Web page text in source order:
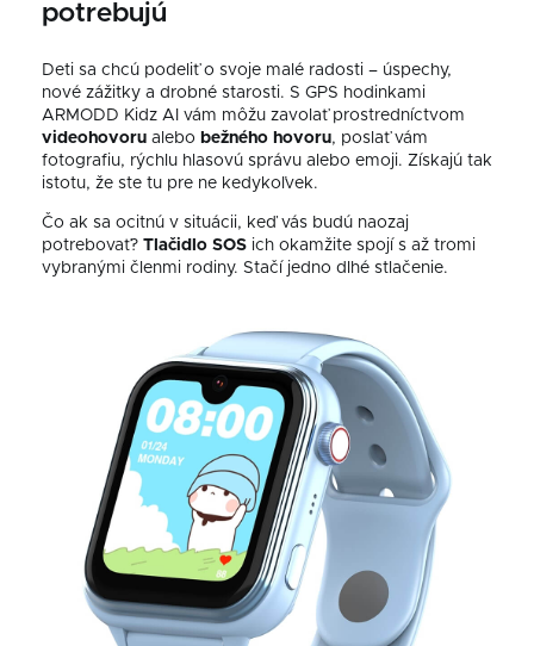
potrebujú
Deti sa chcú podeliť o svoje malé radosti – úspechy,
nové zážitky a drobné starosti. S GPS hodinkami
ARMODD Kidz AI vám môžu zavolať prostredníctvom
videohovoru alebo bežného hovoru, poslať vám
fotografiu, rýchlu hlasovú správu alebo emoji. Získajú tak
istotu, že ste tu pre ne kedykoľvek.
Čo ak sa ocitnú v situácii, keď vás budú naozaj
potrebovať? Tlačidlo SOS ich okamžite spojí s až tromi
vybranými členmi rodiny. Stačí jedno dlhé stlačenie.